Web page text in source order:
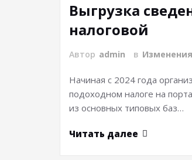
Выгрузка
налоговой
Автор admin в
Начиная с 2024 года
подоходном налоге на
из основных типовых баз…
Читать далее